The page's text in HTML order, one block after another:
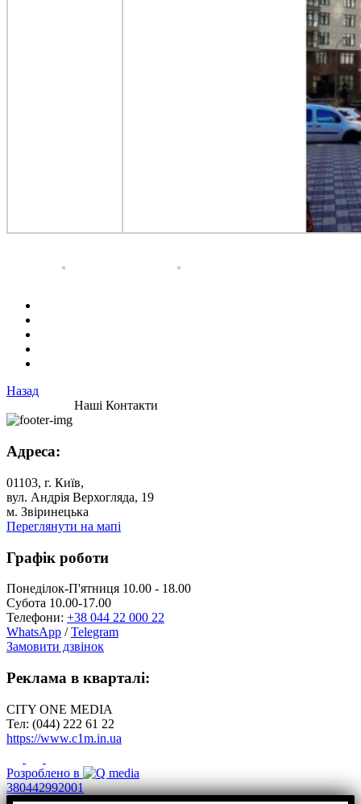
Назад
Наші Контакти
Адреса:
01103, г. Київ,
вул. Андрія Верхогляда, 19
м. Звіринецька
Переглянути на мапі
Графік роботи
Понеділок-П'ятниця 10.00 - 18.00
Субота 10.00-17.00
Телефони: +38 044 22 000 22
WhatsApp /Telegram
Замовити дзвінок
Реклама в кварталі:
CITY ONE MEDIA
Тел: (044) 222 61 22
https://www.c1m.in.ua
Розроблено в
380442992001